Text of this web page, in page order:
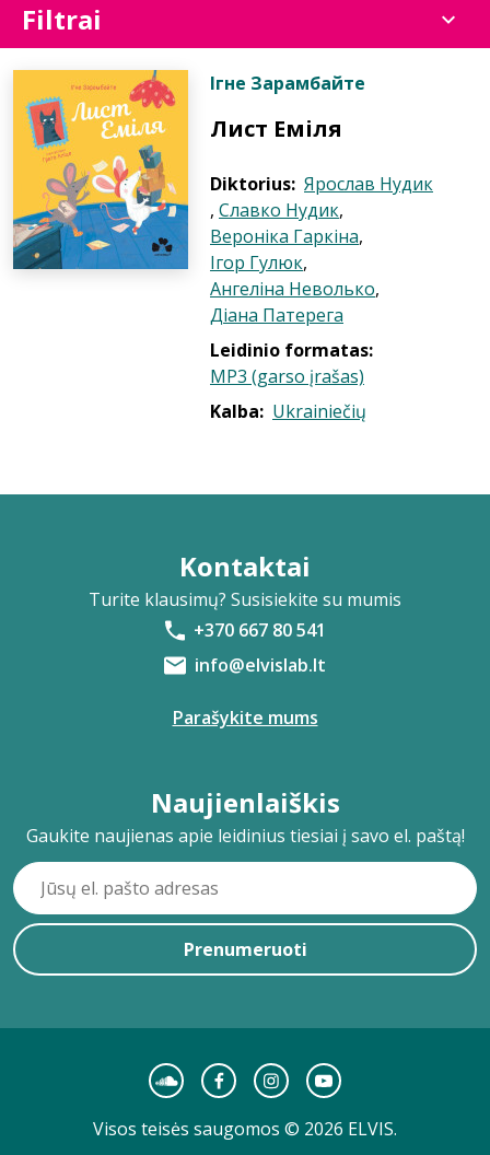
Filtrai
Ігне Зарамбайте
Лист Еміля
Diktorius: Ярослав Нудик
, Славко Нудик,
Вероніка Гаркіна,
Ігор Гулюк,
Ангеліна Неволько,
Діана Патерега
Leidinio formatas:
MP3 (garso įrašas)
Kalba: Ukrainiečių
Kontaktai
Turite klausimų? Susisiekite su mumis
+370 667 80 541
info@elvislab.lt
Parašykite mums
Naujienlaiškis
Gaukite naujienas apie leidinius tiesiai į savo el. paštą!
Prenumeruoti
Visos teisės saugomos © 2026 ELVIS.